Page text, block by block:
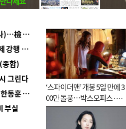
■ 검사 신분 버리고 직급하향(10년 이하 저연차 검사)…檢 중수청행 기피
■ 지역 상권도 말라죽을 판이라…가뭄 속 밀양물축제 강행 논란
종합)
그린다
■ 국힘 부산시당, ‘정이한 조력’ 시의원 윤리위에…‘한동훈 지지’도 신고접수
부실
‘스파이더맨’ 개봉 5일 만에 3
00만 돌풍…박스오피스·예
매율 동시 1위